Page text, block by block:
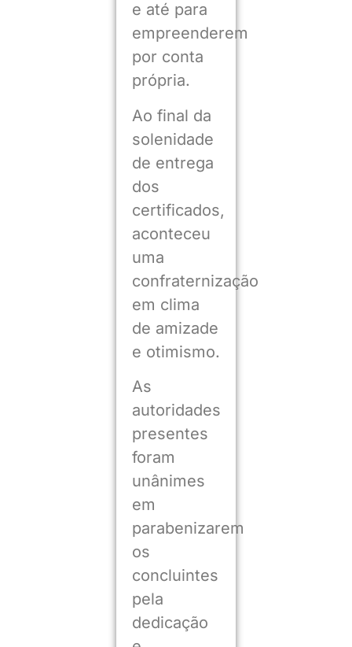
e até para
empreenderem
por conta
própria.
Ao final da
solenidade
de entrega
dos
certificados,
aconteceu
uma
confraternização
em clima
de amizade
e otimismo.
As
autoridades
presentes
foram
unânimes
em
parabenizarem
os
concluintes
pela
dedicação